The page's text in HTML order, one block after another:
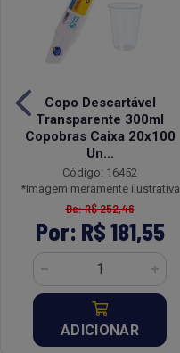
Copo Descartável
Transparente 300ml
Copobras Caixa 20x100
Un...
Código: 16452
*Imagem meramente ilustrativa
De: R$ 252,46
Por: R$ 181,55
ADICIONAR